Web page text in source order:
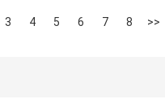
3 4 5 6 7 8 >>